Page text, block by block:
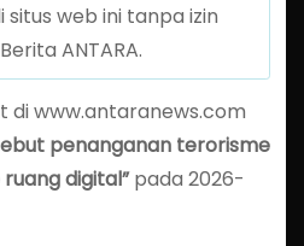
web ini tanpa izin
ANTARA.
di www.antaranews.com
penanganan terorisme
digital”pada 2026-